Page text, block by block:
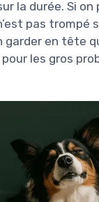
la durée. Si
pas trompé
en tête
les gros